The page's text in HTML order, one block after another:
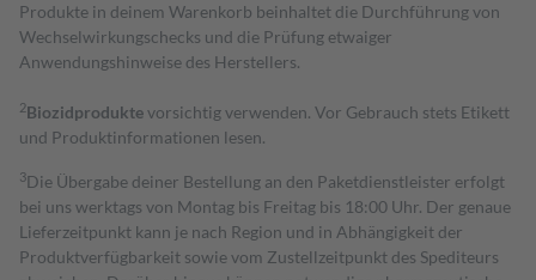
Produkte in deinem Warenkorb beinhaltet die Durchführung von
Wechselwirkungschecks und die Prüfung etwaiger
Anwendungshinweise des Herstellers.
2Biozidproduktevorsichtig verwenden. Vor Gebrauch stets Etikett
und Produktinformationen lesen.
3Die Übergabe deiner Bestellung an den Paketdienstleister erfolgt
bei uns werktags von Montag bis Freitag bis 18:00 Uhr. Der genaue
Lieferzeitpunkt kann je nach Region und in Abhängigkeit der
Produktverfügbarkeit sowie vom Zustellzeitpunkt des Spediteurs